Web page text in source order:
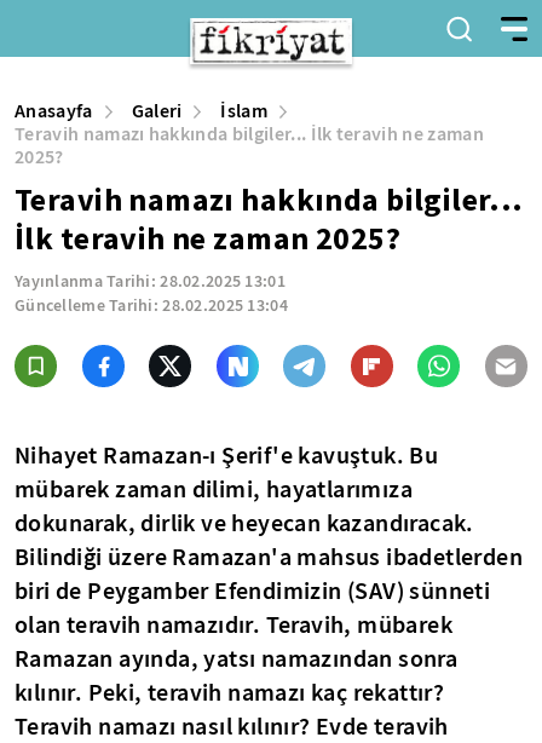
Anasayfa Galeri
İslam
Teravih namazı hakkında bilgiler... İlk teravih ne zaman
2025?
Teravih namazı hakkında bilgiler...
İlk teravih ne zaman 2025?
Yayınlanma Tarihi:28.02.2025 13:01
Güncelleme Tarihi:28.02.2025 13:04
Nihayet Ramazan-ı Şerif'e kavuştuk. Bu
mübarek zaman dilimi, hayatlarımıza
dokunarak, dirlik ve heyecan kazandıracak.
Bilindiği üzere Ramazan'a mahsus ibadetlerden
biri de Peygamber Efendimizin (SAV) sünneti
olan teravih namazıdır. Teravih, mübarek
Ramazan ayında, yatsı namazından sonra
kılınır. Peki, teravih namazı kaç rekattır?
Teravih namazı nasıl kılınır? Evde teravih